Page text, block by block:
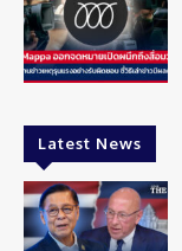
Latest News